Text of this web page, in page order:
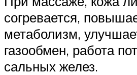
согревается,
метаболизм,
газообмен, работа
сальных желез.